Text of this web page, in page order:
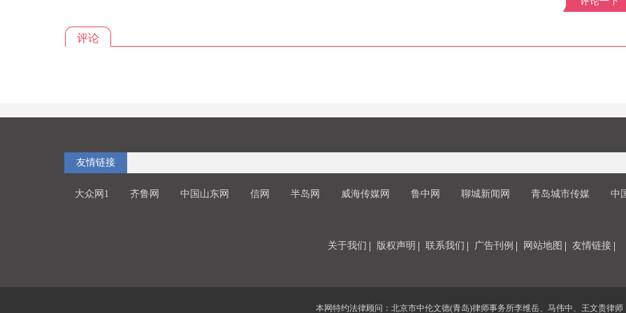
评论
友情链接
大众网1 齐鲁网 中国山东网 信网 半岛网 威海传媒网 鲁中网 聊城新闻网 青岛城市传媒 中
关于我们 版权声明 联系我们 广告刊例 网站地图 友情链接
本网特约法律顾问：北京市中伦文德(青岛)律师事务所李维岳、马伟中、王文贵律师